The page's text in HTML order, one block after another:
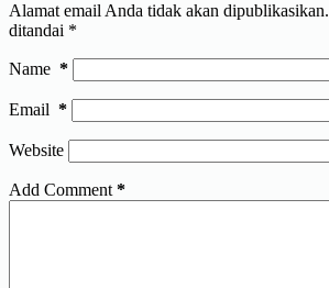
Alamat email Anda tidak akan dipublikasikan.
ditandai *
Name *
Email *
Website
Add Comment *